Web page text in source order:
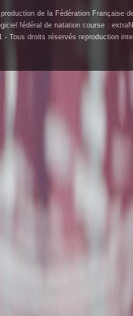
de la Fédération Française
fédéral de natation course :
Tous droits réservés reproduction